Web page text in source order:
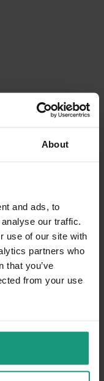
About
and ads, to
our traffic.
use of our site with
partners who
that you’ve
from your use